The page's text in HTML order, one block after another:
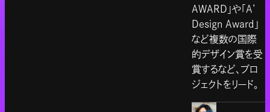
AWARD」や「A’
Design Award」
など複数の国際
的デザイン賞を受
賞するなど、プロ
ジェクトをリード。